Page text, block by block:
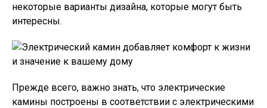
некоторые варианты дизайна, которые могут быть
интересны.
Прежде всего, важно знать, что электрические
камины построены в соответствии с электрическими